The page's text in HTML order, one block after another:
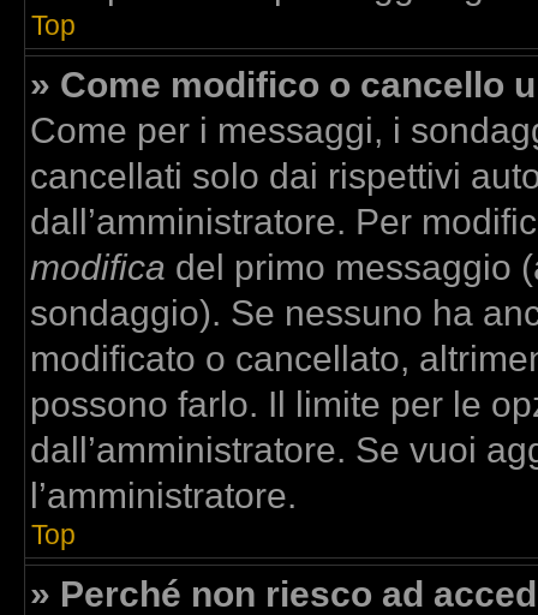
Top
» Come modifico o cancello
Come per i messaggi, i
cancellati solo dai rispettivi
dall’amministratore. Per
modifica del primo messaggio
sondaggio). Se nessuno ha
modificato o cancellato,
possono farlo. Il limite per le
dall’amministratore. Se vuoi
l’amministratore.
Top
» Perché non riesco ad